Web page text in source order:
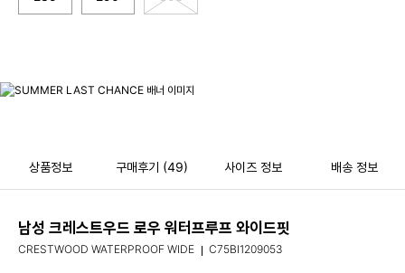
상품정보 구매후기 (49) 사이즈 정보 배송 정보
남성 크레스트우드 로우 워터프루프 와이드핏
CRESTWOOD WATERPROOF WIDE C75BI1209053